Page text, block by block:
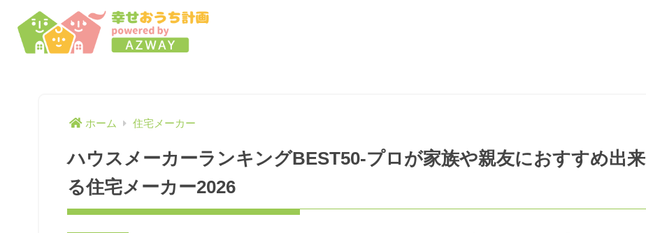
ホーム 住宅メーカー
ハウスメーカーランキングBEST50-プロが家族や親友におすすめ出来
る住宅メーカー2026